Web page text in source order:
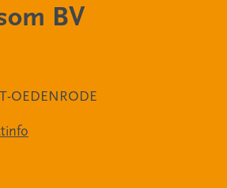
BV
OEDENRODE